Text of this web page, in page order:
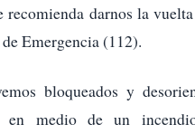
recomienda darnos la
Emergencia (112).
bloqueados y
en medio de un